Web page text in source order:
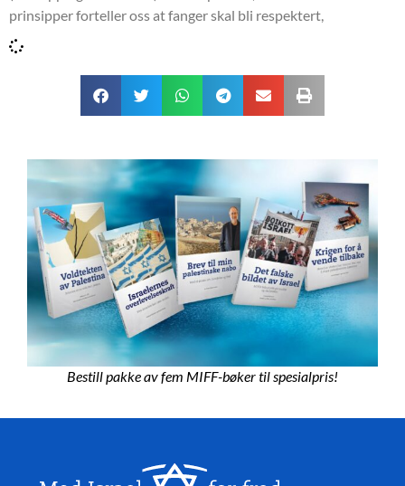
prinsipper forteller oss at fanger skal bli respektert,
Bestill pakke av fem MIFF-bøker til spesialpris!